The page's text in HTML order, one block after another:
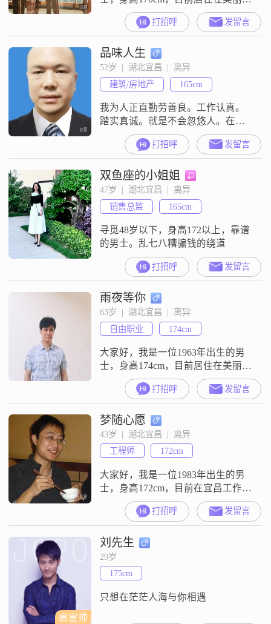
宜昌。我的月收入超过50000元，拥
有硕士学历。在我的生活中，乐观
积极和成熟稳重是我一直秉持的态
度，我认为这些品质对于一个人的
成长和人际交往都非常重要。我非
常重视家庭，认为家庭是人生中最
重要的支柱。在我看来，一个和谐
的家庭能够给人带来无尽的温暖和
力量
打招呼 发留言
品味人生
52岁  |  湖北宜昌  |  离异
建筑/房地产
165cm
我为人正直勤劳善良。工作认真。
踏实真诚。就是不会忽悠人。在阳
光明媚的下午来一杯咖啡。
打招呼 发留言
双鱼座的小姐姐
47岁  |  湖北宜昌  |  离异
销售总监
165cm
寻觅48岁以下，身高172以上，靠谱
的男士。乱七八糟骗钱的绕道
打招呼 发留言
雨夜等你
63岁  |  湖北宜昌  |  离异
自由职业
174cm
大家好，我是一位1963年出生的男
士，身高174cm，目前居住在美丽的
宜昌。我的月收入在20001到50000
元之间，虽然不是特别高，但足以
让我过上稳定而舒适的生活。我拥
有大专学历，在工作中我一直秉持
着稳重可靠的态度，认真负责，力
求把每一件事情都做到最好。性格
方面，我幽默风趣，善于与人沟
通，总是能给身边的人带来欢乐。
我
打招呼 发留言
梦随心愿
43岁  |  湖北宜昌  |  离异
工程师
172cm
大家好，我是一位1983年出生的男
士，身高172cm，目前在宜昌工作。
我的月收入在12001到20000元之
间，学历是大专。我性格外向，喜
欢与人交流，健谈是我的一大特
点。在生活中，我稳重可靠，做事
有自己的原则，不会轻易改变。我
也很幽默风趣，善于调节气氛，让
周围的人感到轻松愉快。此外，我
自信果断，面对困难和挑战时，能
打招呼 发留言
高富帅
刘先生
29岁
175cm
只想在茫茫人海与你相遇